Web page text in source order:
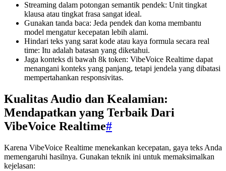
Streaming dalam potongan semantik pendek: Unit tingkat
klausa atau tingkat frasa sangat ideal.
Gunakan tanda baca: Jeda pendek dan koma membantu
model mengatur kecepatan lebih alami.
Hindari teks yang sarat kode atau kaya formula secara real
time: Itu adalah batasan yang diketahui.
Jaga konteks di bawah 8k token: VibeVoice Realtime dapat
menangani konteks yang panjang, tetapi jendela yang dibatasi
mempertahankan responsivitas.
Kualitas Audio dan Kealamian:
Mendapatkan yang Terbaik Dari
VibeVoice Realtime#
Karena VibeVoice Realtime menekankan kecepatan, gaya teks Anda
memengaruhi hasilnya. Gunakan teknik ini untuk memaksimalkan
kejelasan: